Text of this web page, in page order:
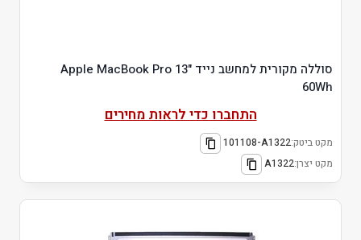
סוללה מקורית למחשב נייד Apple MacBook Pro 13"
60Wh
התחברו כדי לראות מחירים
מקט ביטק:101108-A1322
מקט יצרן:A1322